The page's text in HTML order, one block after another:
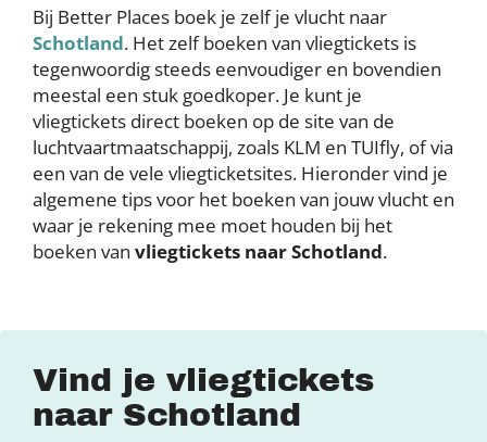
Bij Better Places boek je zelf je vlucht naar
Schotland. Het zelf boeken van vliegtickets is
tegenwoordig steeds eenvoudiger en bovendien
meestal een stuk goedkoper. Je kunt je
vliegtickets direct boeken op de site van de
luchtvaartmaatschappij, zoals KLM en TUIfly, of via
een van de vele vliegticketsites. Hieronder vind je
algemene tips voor het boeken van jouw vlucht en
waar je rekening mee moet houden bij het
boeken van vliegtickets naar Schotland.
Vind je vliegtickets
naar Schotland